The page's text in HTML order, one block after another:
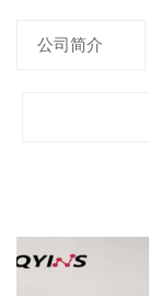
公司简介